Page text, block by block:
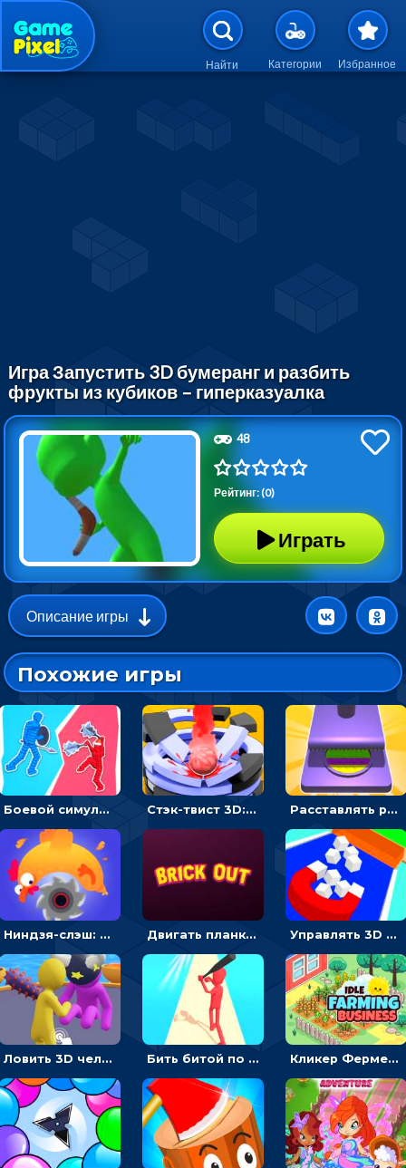
Перейти к основному
Найти Категории Избранное
Игра Запустить 3D бумеранг и разбить
фрукты из кубиков – гиперказуалка
48
Рейтинг: (0)
Играть
Описание игры
Похожие игры
Боевой симулятор 3D: повтори позу рыцаря и победи врага Стэк-твист 3D: тапай по шарику, чтобы разбивать платформы Расставлять резиновые кубики, чтобы делать поп-ит - гиперказуальные
Ниндзя-слэш: запускай оружие по целям и становись мастером сюрикенов Двигать планку и бить шариком по цветным блокам - гиперказуальная Управлять 3D магнитом, чтобы собирать фигуры и сбрасывать в пропасть
Ловить 3D человечком своего цвета и собирать драгоценности - гиперказуалка Бить битой по шарику, чтобы сбивать кубики с буквами на пути к финишу - 3D Кликер Фермерский бизнес: расти овощи, чтобы богатеть